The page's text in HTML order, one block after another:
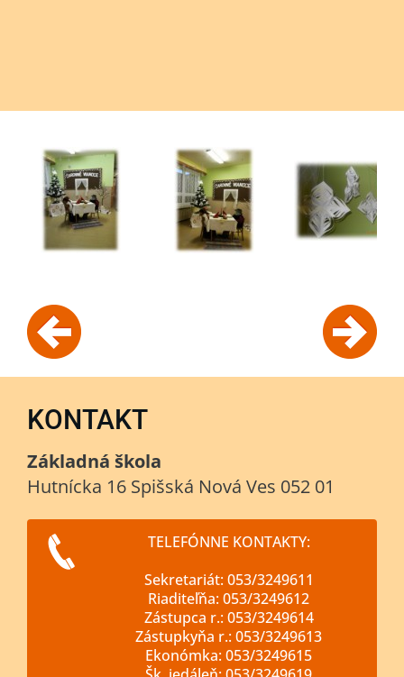
KONTAKT
Základná škola
Hutnícka 16 Spišská Nová Ves 052 01
TELEFÓNNE KONTAKTY:
Sekretariát: 053/3249611
Riaditeľňa: 053/3249612
Zástupca r.: 053/3249614
Zástupkyňa r.: 053/3249613
Ekonómka: 053/3249615